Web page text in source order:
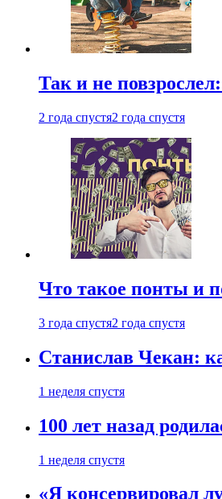
Так и не
2 года спустя2 года спустя
Что такое понты и
3 года спустя2 года спустя
Станислав Чекан:
1 неделя спустя
100 лет назад
1 неделя спустя
«Я консервировал